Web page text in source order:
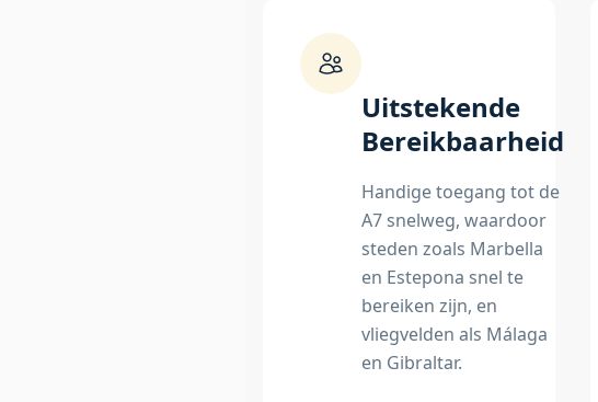
Uitstekende
Bereikbaarheid
Handige toegang tot de
A7 snelweg, waardoor
steden zoals Marbella
en Estepona snel te
bereiken zijn, en
vliegvelden als Málaga
en Gibraltar.